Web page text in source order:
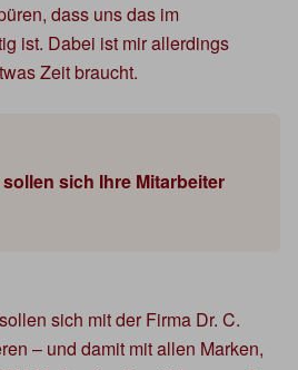
dass uns das im
ist. Dabei ist mir allerdings
Zeit braucht.
sich Ihre Mitarbeiter
sich mit der Firma Dr. C.
– und damit mit allen Marken,